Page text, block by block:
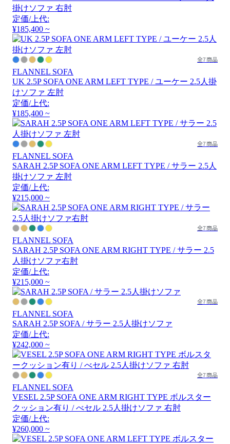
掛けソファ 右肘
定価/上代:
¥185,400 ~
全7商品
FLANNEL SOFA
UK 2.5P SOFA ONE ARM LEFT TYPE / ユーケー 2.5人掛
けソファ 左肘
定価/上代:
¥185,400 ~
全7商品
FLANNEL SOFA
SARAH 2.5P SOFA ONE ARM LEFT TYPE / サラー 2.5人
掛けソファ 左肘
定価/上代:
¥215,000 ~
全7商品
FLANNEL SOFA
SARAH 2.5P SOFA ONE ARM RIGHT TYPE / サラー 2.5
人掛けソファ右肘
定価/上代:
¥215,000 ~
全7商品
FLANNEL SOFA
SARAH 2.5P SOFA / サラー 2.5人掛けソファ
定価/上代:
¥242,000 ~
全7商品
FLANNEL SOFA
VESEL 2.5P SOFA ONE ARM RIGHT TYPE ボルスター
クッション有り / べセル 2.5人掛けソファ 右肘
定価/上代:
¥260,000 ~